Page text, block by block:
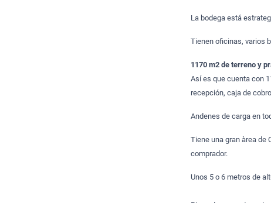
La bodega está
Tienen oficinas, varios
1170 m2 de terreno y
Así es que cuenta con
recepción, caja de
Andenes de carga en
Tiene una gran àrea de
comprador.
Unos 5 o 6 metros de